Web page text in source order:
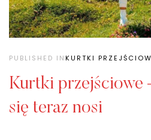
PUBLISHED INKURTKI
Kurtki przejściowe
się teraz nosi